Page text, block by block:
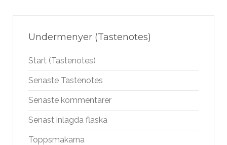
Undermenyer (Tastenotes)
Start (Tastenotes)
Senaste Tastenotes
Senaste kommentarer
Senast inlagda flaska
Toppsmakarna